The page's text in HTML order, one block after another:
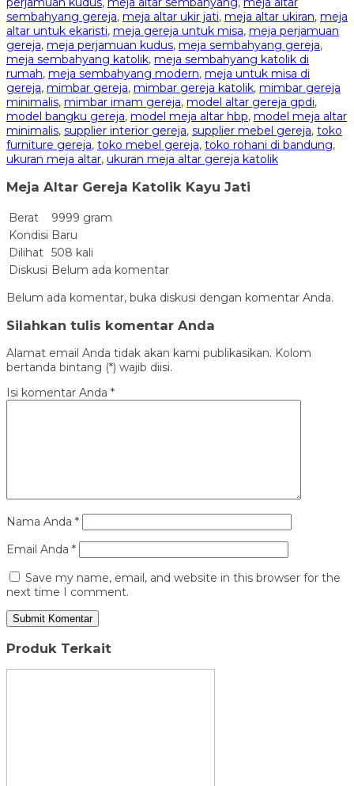
sembahyang gereja, meja altar ukir jati, meja altar ukiran, meja
altar untuk ekaristi, meja gereja untuk misa, meja perjamuan
gereja, meja perjamuan kudus, meja sembahyang gereja,
meja sembahyang katolik, meja sembahyang katolik di
rumah, meja sembahyang modern, meja untuk misa di
gereja, mimbar gereja, mimbar gereja katolik, mimbar gereja
minimalis, mimbar imam gereja, model altar gereja gpdi,
model bangku gereja, model meja altar hbp, model meja altar
minimalis, supplier interior gereja, supplier mebel gereja, toko
furniture gereja, toko mebel gereja, toko rohani di bandung,
ukuran meja altar, ukuran meja altar gereja katolik
Meja Altar Gereja Katolik Kayu Jati
Berat
9999 gram
Kondisi Baru
Dilihat 508 kali
Diskusi Belum ada komentar
Belum ada komentar, buka diskusi dengan komentar Anda.
Silahkan tulis komentar Anda
Alamat email Anda tidak akan kami publikasikan. Kolom
bertanda bintang (*) wajib diisi.
Isi komentar Anda *
Nama Anda *
Email Anda *
Save my name, email, and website in this browser for the
next time I comment.
Produk Terkait